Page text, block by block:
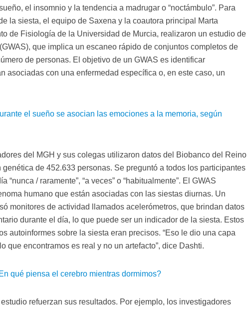
el insomnio y la tendencia a madrugar o “noctámbulo”. Para
la siesta, el equipo de Saxena y la coautora principal Marta
de Fisiología de la Universidad de Murcia, realizaron un estudio de
que implica un escaneo rápido de conjuntos completos de
de personas. El objetivo de un GWAS es identificar
asociadas con una enfermedad específica o, en este caso, un
el sueño se asocian las emociones a la memoria, según
del MGH y sus colegas utilizaron datos del Biobanco del Reino
de 452.633 personas. Se preguntó a todos los participantes
“nunca / raramente”, “a veces” o “habitualmente”. El GWAS
humano que están asociadas con las siestas diurnas. Un
monitores de actividad llamados acelerómetros, que brindan datos
durante el día, lo que puede ser un indicador de la siesta. Estos
autoinformes sobre la siesta eran precisos. “Eso le dio una capa
que encontramos es real y no un artefacto”, dice Dashti.
qué piensa el cerebro mientras dormimos?
refuerzan sus resultados. Por ejemplo, los investigadores